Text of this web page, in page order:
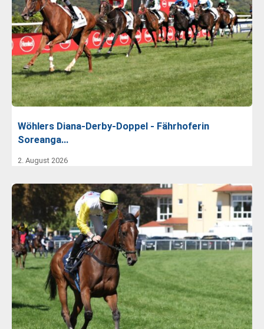
Wöhlers Diana-Derby-Doppel - Fährhoferin
Soreanga…
2. August 2026